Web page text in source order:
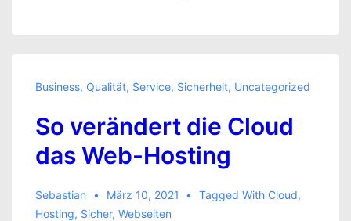
Business, Qualität, Service, Sicherheit, Uncategorized
So verändert die Cloud
das Web-Hosting
Sebastian März 10, 2021 Tagged With Cloud,
Hosting, Sicher, Webseiten